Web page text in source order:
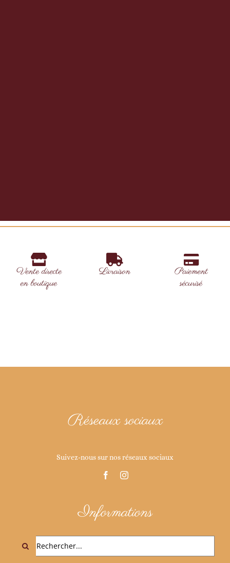
Vente directe
en boutique
Livraison
Paiement
sécurisé
Réseaux sociaux
Suivez-nous sur nos réseaux sociaux
Informations
Rechercher: